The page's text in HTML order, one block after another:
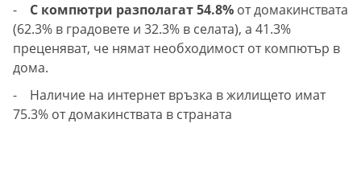
- С компютри разполагат 54.8% от домакинствата
(62.3% в градовете и 32.3% в селата), а 41.3%
преценяват, че нямат необходимост от компютър в
дома.
- Наличие на интернет връзка в жилището имат
75.3% от домакинствата в страната